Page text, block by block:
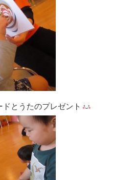
とうたのプレゼント